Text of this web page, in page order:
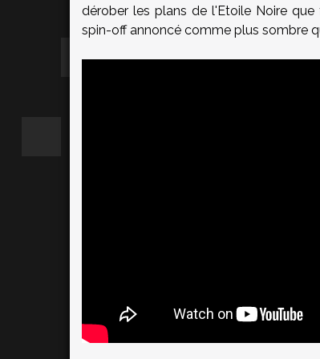
dérober les plans de l'Etoile Noire que
spin-off annoncé comme plus sombre